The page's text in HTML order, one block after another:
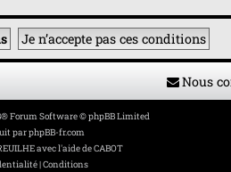
Nous
® Forum Software © phpBB Limited
parphpBB-fr.com
avec l'aide de CABOT
|Conditions